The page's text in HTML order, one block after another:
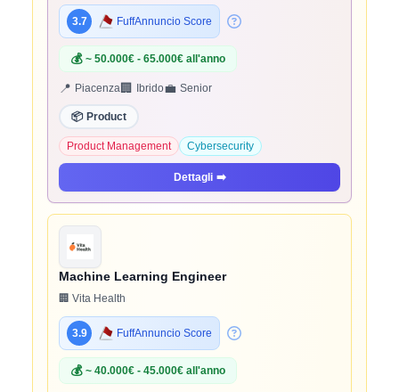
3.7 FuffAnnuncio Score
💰 ~ 50.000€ - 65.000€ all'anno
📍 Piacenza🏢 Ibrido💼 Senior
📦 Product
Product Management Cybersecurity
Dettagli ➡️
Machine Learning Engineer
🏢 Vita Health
3.9 FuffAnnuncio Score
💰 ~ 40.000€ - 45.000€ all'anno